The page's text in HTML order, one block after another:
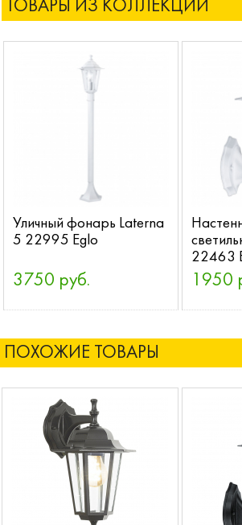
ТОВАРЫ ИЗ КОЛЛЕКЦИИ
Уличный фонарь Laterna
5 22995 Eglo
3750 руб.
22463
1950
ПОХОЖИЕ ТОВАРЫ